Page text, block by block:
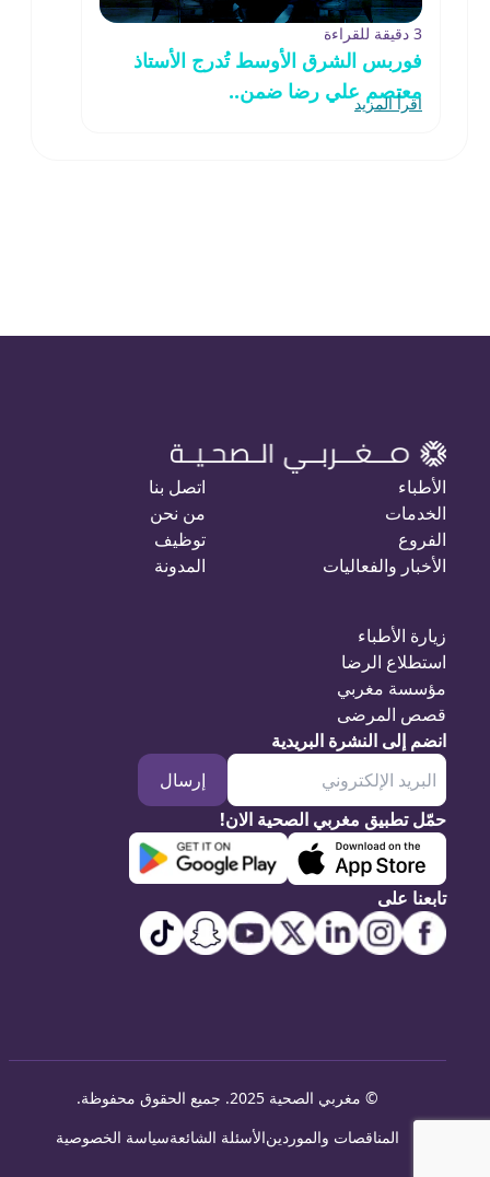
3 دقيقة للقراءة
فوربس الشرق الأوسط تُدرج الأستاذ
معتصم علي رضا ضمن..
اقرأ المزيد
الأطباء
الخدمات
الفروع
الأخبار والفعاليات
اتصل بنا
من نحن
توظيف
المدونة
زيارة الأطباء
استطلاع الرضا
مؤسسة مغربي
قصص المرضى
انضم إلى النشرة البريدية
إرسال
حمّل تطبيق مغربي الصحية الان!
تابعنا على
© مغربي الصحية 2025. جميع الحقوق محفوظة
.
المناقصات والموردينالأسئلة الشائعةسياسة الخصوصية